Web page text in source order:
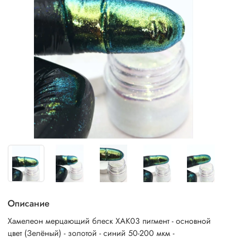
Описание
Хамелеон мерцающий блеск ХАК03 пигмент - основной
цвет (Зелёный) - золотой - синий 50-200 мкм -